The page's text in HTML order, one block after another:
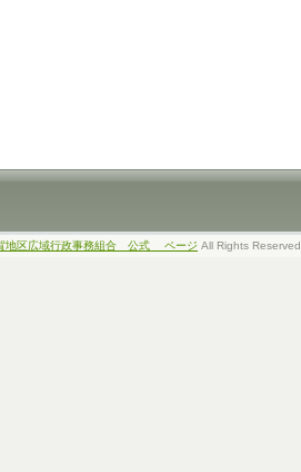
地区広域行政事務組合 公式 ページ All Rights Reserved.